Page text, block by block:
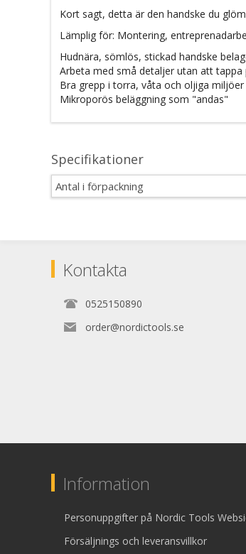
Kort sagt, detta är den handske du
Lämplig för: Montering,
Hudnära, sömlös, stickad handske
Arbeta med små detaljer utan att tappa
Bra grepp i torra, våta och oljiga miljöer
Mikroporös beläggning som "andas"
Specifikationer
Antal i förpackning
Kontakta
0525150890
order@nordictools.se
Information
Personuppgifter på Nordic Tools
Försäljnings och leveransvillkor